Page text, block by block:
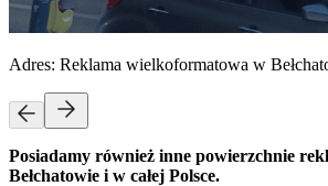
Adres: Reklama wielkoformatowa w
Posiadamy również inne powierzchnie
Bełchatowie i w całej Polsce.